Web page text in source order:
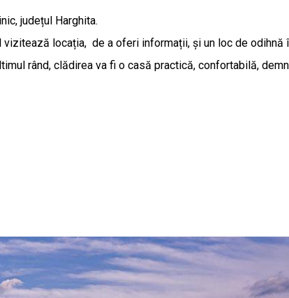
județul Harghita.
locația, de a oferi informații, și un loc de
rând, clădirea va fi o casă practică, confortabilă,